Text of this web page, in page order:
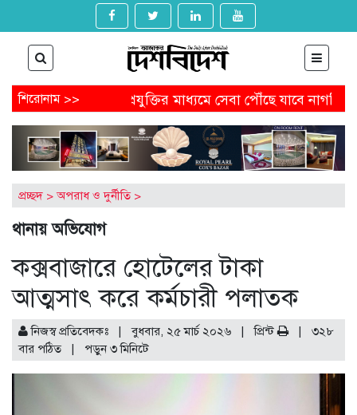
শিরোনাম >>প্রযুক্তির মাধ্যমে সেবা পৌঁছে যাবে নাগরিকের কাছে
আবেদন করবেন যেভাবে
অষ্টগ্রামে বিএনপির নির্বাচনি
থেকে অনাকাঙ্ক্ষিত পোস্ট
আগামীকাল থেকে ৯ মাসের জন্য
খুনের মামলায় জিয়াউল আহসানের বিচার শুরু
প্রচ্ছদ >অপরাধ ও দুর্নীতি>
থানায় অভিযোগ
কক্সবাজারে হোটেলের টাকা
আত্মসাৎ করে কর্মচারী পলাতক
নিজস্ব প্রতিবেদকঃ | বুধবার, ২৫ মার্চ ২০২৬ |প্রিন্ট
৩২৮
বার পঠিত
| পড়ুন৩মিনিটে